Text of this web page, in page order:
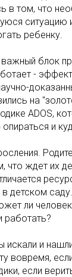
в том, что
ситуацию
ребенку.
блок
-
на
ADOS,
и
что ждет их
в детском
ли
работать?
искали и
вовремя,
если